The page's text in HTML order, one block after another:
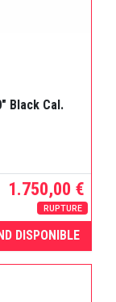
Black Cal.
1.750,00 €
RUPTURE
DISPONIBLE